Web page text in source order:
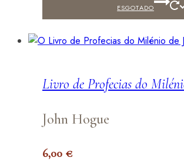
ESGOTADO
Livro de Profecias do
John Hogue
6,00 €